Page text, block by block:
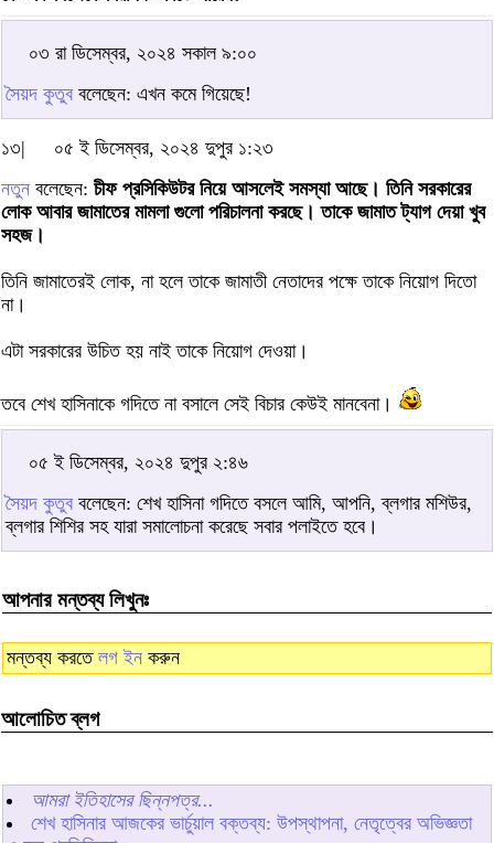
০৩ রা ডিসেম্বর, ২০২৪ সকাল ৯:০০
সৈয়দ কুতুব বলেছেন: এখন কমে গিয়েছে!
১৩|
০৫ ই ডিসেম্বর, ২০২৪ দুপুর ১:২৩
নতুন বলেছেন: চীফ প্রসিকিউটর নিয়ে আসলেই সমস্যা আছে। তিনি সরকারের
লোক আবার জামাতের মামলা গুলো পরিচালনা করছে। তাকে জামাত ট্যাগ দেয়া খুব
সহজ।
তিনি জামাতেরই লোক, না হলে তাকে জামাতী নেতাদের পক্ষে তাকে নিয়োগ দিতো
না।
এটা সরকারের উচিত হয় নাই তাকে নিয়োগ দেওয়া।
তবে শেখ হাসিনাকে গদিতে না বসালে সেই বিচার কেউই মানবেনা।
০৫ ই ডিসেম্বর, ২০২৪ দুপুর ২:৪৬
সৈয়দ কুতুব বলেছেন: শেখ হাসিনা গদিতে বসলে আমি, আপনি, ব্লগার মশিউর,
ব্লগার শিশির সহ যারা সমালোচনা করেছে সবার পলাইতে হবে।
আপনার মন্তব্য লিখুনঃ
মন্তব্য করতে লগ ইন করুন
আলোচিত ব্লগ
আমরা ইতিহাসের ছিন্নপত্র...
শেখ হাসিনার আজকের ভার্চুয়াল বক্তব্য: উপস্থাপনা, নেতৃত্বের অভিজ্ঞতা